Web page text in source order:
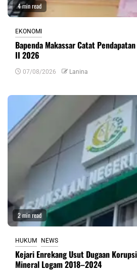
4 min read
EKONOMI
Bapenda Makassar Catat
II 2026
07/08/2026 Lanina
2 min read
HUKUM NEWS
Kejari Enrekang Usut Dugaan
Mineral Logam 2018–2024